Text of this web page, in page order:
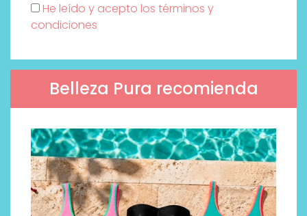
He leído y acepto los términos y
condiciones
Belleza Pura recomienda